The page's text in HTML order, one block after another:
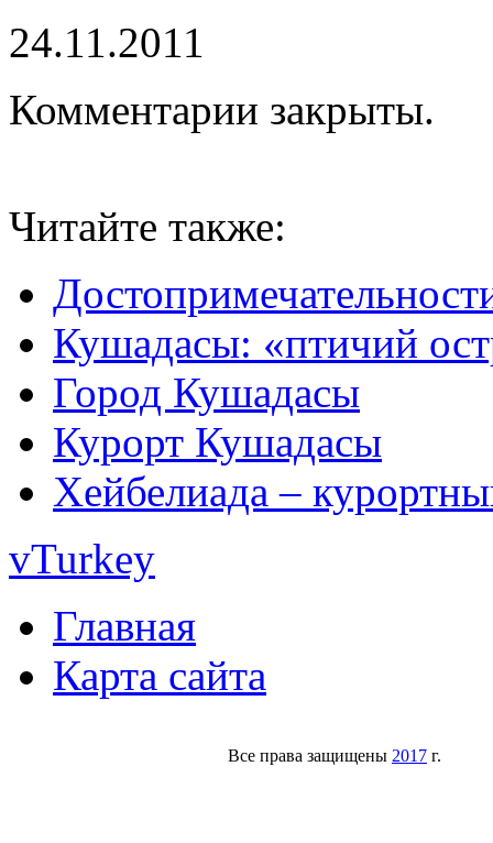
24.11.2011
Комментарии закрыты.
Читайте также:
Кушадасы: «птичий
Город Кушадасы
Курорт Кушадасы
Хейбелиада –
vTurkey
Главная
Карта сайта
Все права защищены 2017 г.